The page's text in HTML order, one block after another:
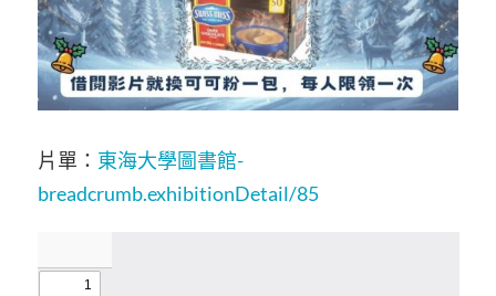
片單： 東海大學圖書館-
breadcrumb.exhibitionDetail/85